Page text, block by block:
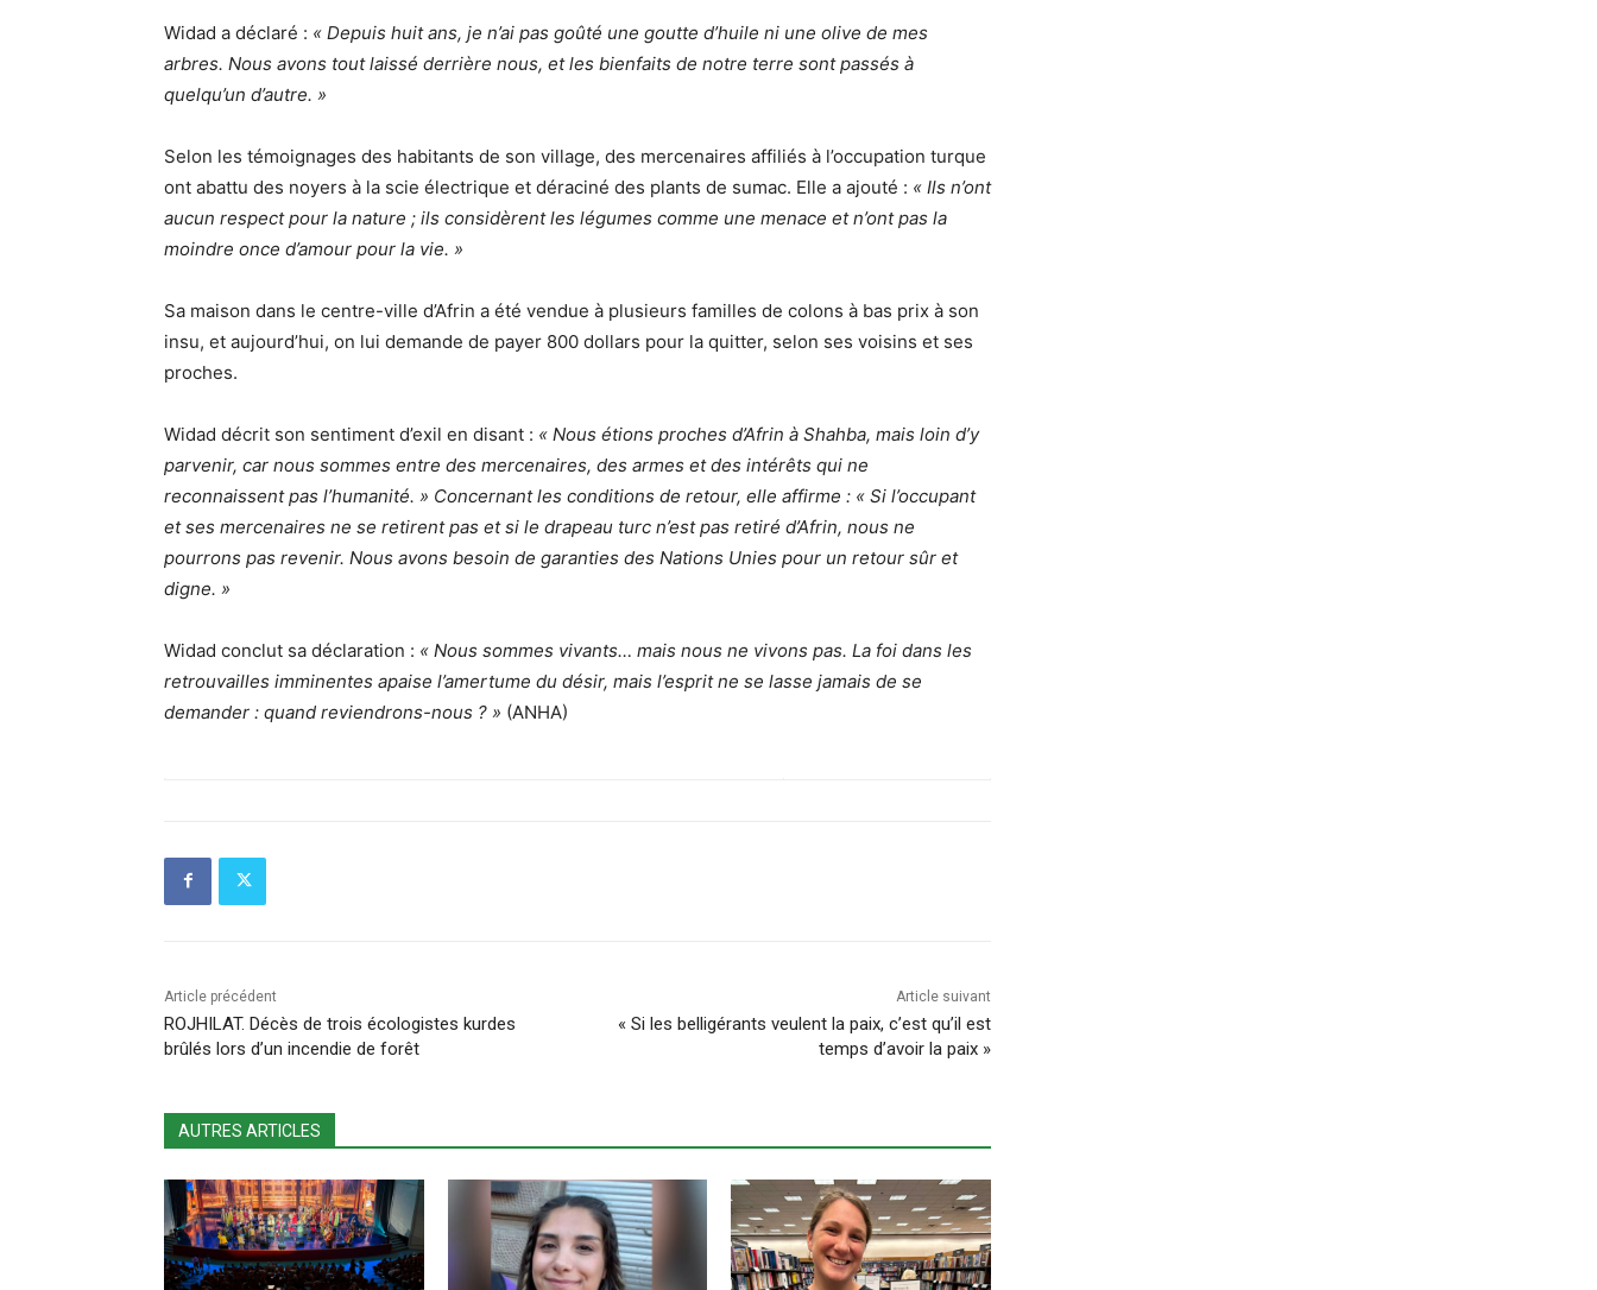
Widad a déclaré : « Depuis huit ans, je n’ai pas goûté une goutte d’huile ni une olive de mes
arbres. Nous avons tout laissé derrière nous, et les bienfaits de notre terre sont passés à
quelqu’un d’autre. »
Selon les témoignages des habitants de son village, des mercenaires affiliés à l’occupation turque
ont abattu des noyers à la scie électrique et déraciné des plants de sumac. Elle a ajouté : « Ils n’ont
aucun respect pour la nature ; ils considèrent les légumes comme une menace et n’ont pas la
moindre once d’amour pour la vie. »
Sa maison dans le centre-ville d’Afrin a été vendue à plusieurs familles de colons à bas prix à son
insu, et aujourd’hui, on lui demande de payer 800 dollars pour la quitter, selon ses voisins et ses
proches.
Widad décrit son sentiment d’exil en disant : « Nous étions proches d’Afrin à Shahba, mais loin d’y
parvenir, car nous sommes entre des mercenaires, des armes et des intérêts qui ne
reconnaissent pas l’humanité. » Concernant les conditions de retour, elle affirme : « Si l’occupant
et ses mercenaires ne se retirent pas et si le drapeau turc n’est pas retiré d’Afrin, nous ne
pourrons pas revenir. Nous avons besoin de garanties des Nations Unies pour un retour sûr et
digne. »
Widad conclut sa déclaration : « Nous sommes vivants… mais nous ne vivons pas. La foi dans les
retrouvailles imminentes apaise l’amertume du désir, mais l’esprit ne se lasse jamais de se
demander : quand reviendrons-nous ? » (ANHA)
Article précédent
ROJHILAT. Décès de trois écologistes kurdes
brûlés lors d’un incendie de forêt
Article suivant
« Si les belligérants veulent la paix, c’est qu’il est
temps d’avoir la paix »
AUTRES ARTICLES